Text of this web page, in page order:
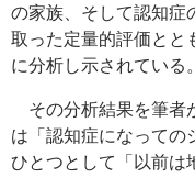
の家族、そして認知症
取った定量的評価とと
に分析し示されている。
その分析結果を筆者
は「認知症になっての
ひとつとして「以前は